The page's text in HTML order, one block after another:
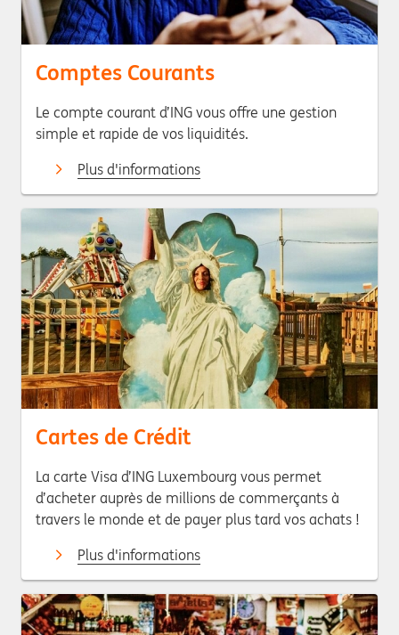
Comptes Courants
Le compte courant d’ING vous offre une gestion
simple et rapide de vos liquidités.
Plus d'informations
Cartes de Crédit
La carte Visa d’ING Luxembourg vous permet
d’acheter auprès de millions de commerçants à
travers le monde et de payer plus tard vos achats !
Plus d'informations